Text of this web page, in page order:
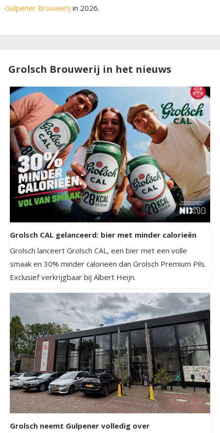
Gulpener Brouwerij in 2026.
Grolsch Brouwerij in het nieuws
Grolsch CAL gelanceerd: bier met minder calorieën
Grolsch lanceert Grolsch CAL, een bier met een volle
smaak en 30% minder calorieën dan Grolsch Premium Pils.
Exclusief verkrijgbaar bij Albert Heijn.
Grolsch neemt Gulpener volledig over